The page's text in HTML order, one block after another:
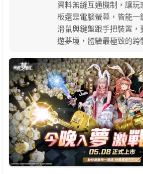
資料無縫互通機制，讓
板還是電腦螢幕，皆能一
滑鼠與鍵盤跟手把裝置，
遊夢境，體驗最極致的跨